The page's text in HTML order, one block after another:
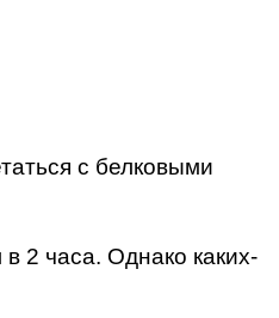
с белковыми
2 часа. Однако каких-